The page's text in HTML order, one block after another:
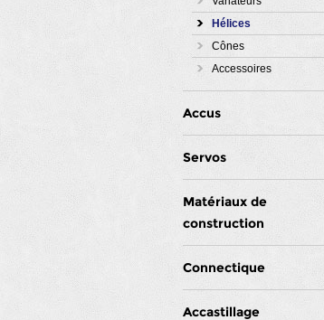
Hélices
Cônes
Accessoires
Accus
Servos
Matériaux de
construction
Connectique
Accastillage